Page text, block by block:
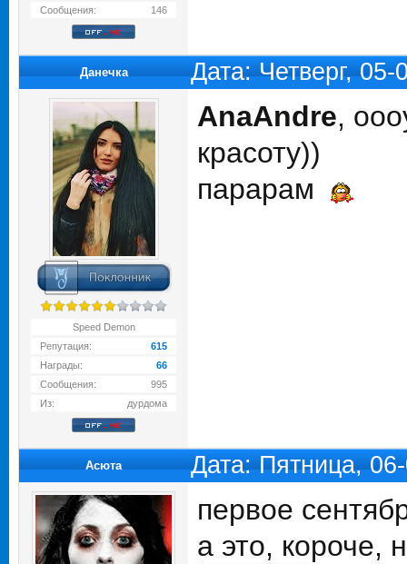
Сообщения:
146
Данечка Дата: Четверг,
Speed Demon
Репутация:
615
Награды:
66
Сообщения:
995
Из:
дурдома
AnaAndre,
красоту))
парарам
Асюта Дата: Пятница,
первое
а это, короче,